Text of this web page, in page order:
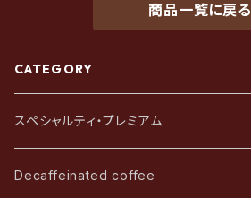
商品一覧に戻る
CATEGORY
スペシャルティ・プレミアム
アフリカ・中東
Decaffeinated coffee